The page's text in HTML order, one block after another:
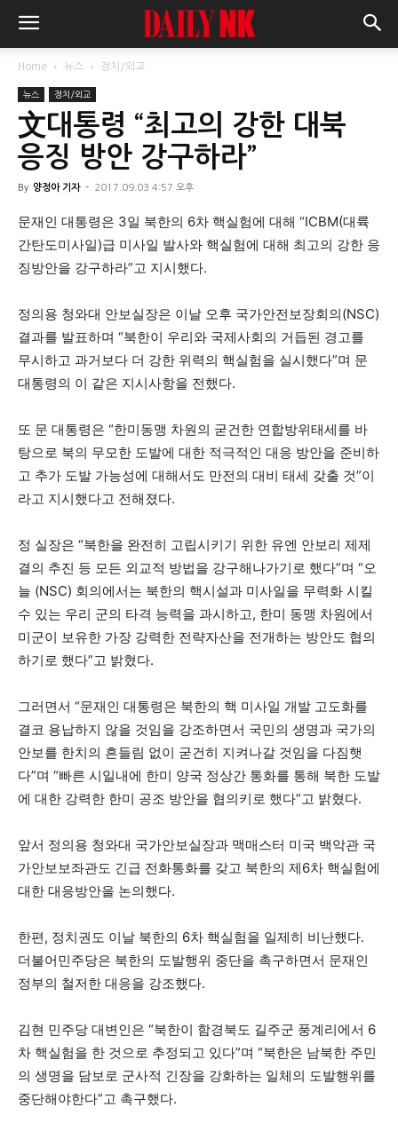
Home 뉴스 정치/외교
뉴스 정치/외교
文대통령 “최고의 강한 대북
응징 방안 강구하라”
By 양정아 기자 - 2017.09.03 4:57 오후
문재인 대통령은 3일 북한의 6차 핵실험에 대해 “ICBM(대륙
간탄도미사일)급 미사일 발사와 핵실험에 대해 최고의 강한 응
징방안을 강구하라”고 지시했다.
정의용 청와대 안보실장은 이날 오후 국가안전보장회의(NSC)
결과를 발표하며 “북한이 우리와 국제사회의 거듭된 경고를
무시하고 과거보다 더 강한 위력의 핵실험을 실시했다”며 문
대통령의 이 같은 지시사항을 전했다.
또 문 대통령은 “한미동맹 차원의 굳건한 연합방위태세를 바
탕으로 북의 무모한 도발에 대한 적극적인 대응 방안을 준비하
고 추가 도발 가능성에 대해서도 만전의 대비 태세 갖출 것”이
라고 지시했다고 전해졌다.
정 실장은 “북한을 완전히 고립시키기 위한 유엔 안보리 제제
결의 추진 등 모든 외교적 방법을 강구해나가기로 했다”며 “오
늘 (NSC) 회의에서는 북한의 핵시설과 미사일을 무력화 시킬
수 있는 우리 군의 타격 능력을 과시하고, 한미 동맹 차원에서
미군이 보유한 가장 강력한 전략자산을 전개하는 방안도 협의
하기로 했다”고 밝혔다.
그러면서 “문재인 대통령은 북한의 핵 미사일 개발 고도화를
결코 용납하지 않을 것임을 강조하면서 국민의 생명과 국가의
안보를 한치의 흔들림 없이 굳건히 지켜나갈 것임을 다짐햇
다”며 “빠른 시일내에 한미 양국 정상간 통화를 통해 북한 도발
에 대한 강력한 한미 공조 방안을 협의키로 했다”고 밝혔다.
앞서 정의용 청와대 국가안보실장과 맥매스터 미국 백악관 국
가안보보좌관도 긴급 전화통화를 갖고 북한의 제6차 핵실험에
대한 대응방안을 논의했다.
한편, 정치권도 이날 북한의 6차 핵실험을 일제히 비난했다.
더불어민주당은 북한의 도발행위 중단을 촉구하면서 문재인
정부의 철저한 대응을 강조했다.
김현 민주당 대변인은 “북한이 함경북도 길주군 풍계리에서 6
차 핵실험을 한 것으로 추정되고 있다”며 “북한은 남북한 주민
의 생명을 담보로 군사적 긴장을 강화하는 일체의 도발행위를
중단해야한다”고 촉구했다.